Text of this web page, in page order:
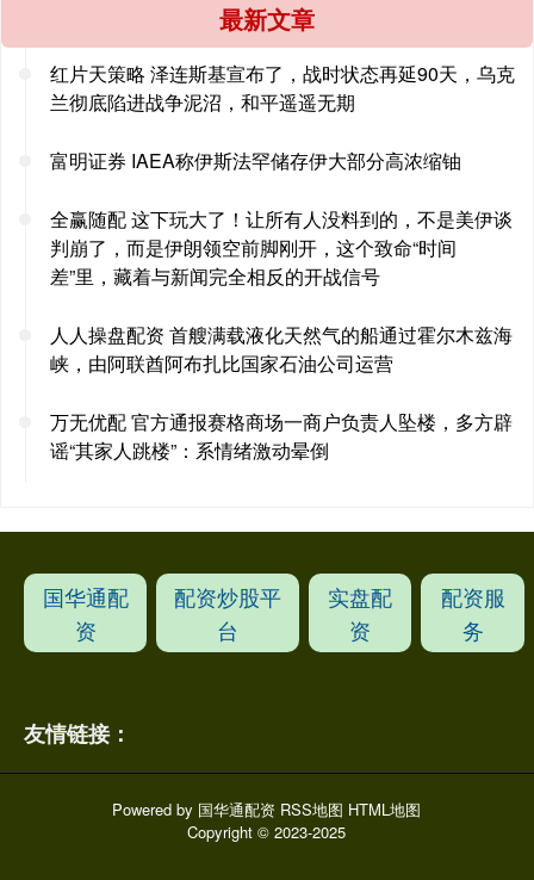
最新文章
红片天策略 泽连斯基宣布了，战时状态再延90天，乌克
兰彻底陷进战争泥沼，和平遥遥无期
富明证券 IAEA称伊斯法罕储存伊大部分高浓缩铀
全赢随配 这下玩大了！让所有人没料到的，不是美伊谈
判崩了，而是伊朗领空前脚刚开，这个致命“时间
差”里，藏着与新闻完全相反的开战信号
人人操盘配资 首艘满载液化天然气的船通过霍尔木兹海
峡，由阿联酋阿布扎比国家石油公司运营
万无优配 官方通报赛格商场一商户负责人坠楼，多方辟
谣“其家人跳楼”：系情绪激动晕倒
国华通配
资
配资炒股平
台
实盘配
资
配资服
务
友情链接：
Powered by 国华通配资 RSS地图 HTML地图
Copyright© 2023-2025